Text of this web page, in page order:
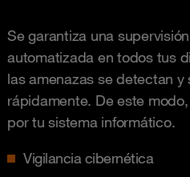
Se garantiza una
automatizada en todos tus
las amenazas se detectan y
rápidamente. De este
por tu sistema informático.
Vigilancia cibernética